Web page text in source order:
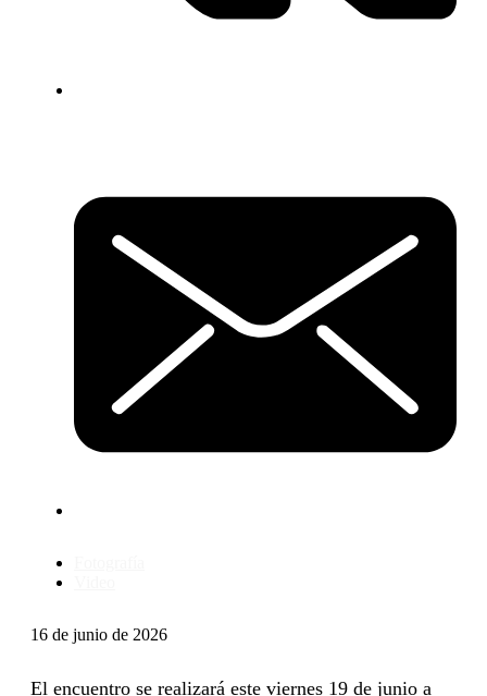
16 de junio de 2026
El encuentro se realizará este viernes 19 de junio a